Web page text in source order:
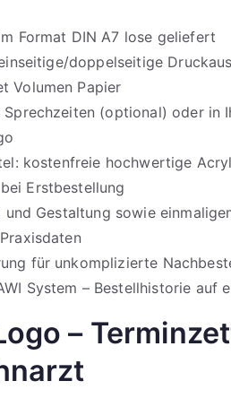
Format DIN A7 lose geliefert
doppelseitige
Volumen Papier
Sprechzeiten (optional) oder in
kostenfreie hochwertige
Erstbestellung
Gestaltung sowie
für unkomplizierte
System – Bestellhistorie auf
–